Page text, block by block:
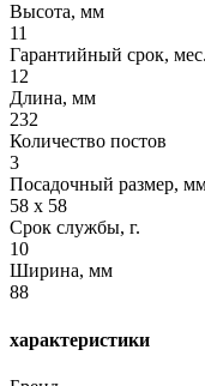
Высота, мм
11
Гарантийный срок, мес.
12
Длина, мм
232
Количество постов
3
Посадочный размер,
58 х 58
Срок службы, г.
10
Ширина, мм
88
характеристики